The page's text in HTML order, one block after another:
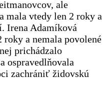
ale
mala vtedy len 2 roky a
Irena Adamíková
a nemala povolené
prichádzalo
ospravedlňovala
zachrániť židovskú